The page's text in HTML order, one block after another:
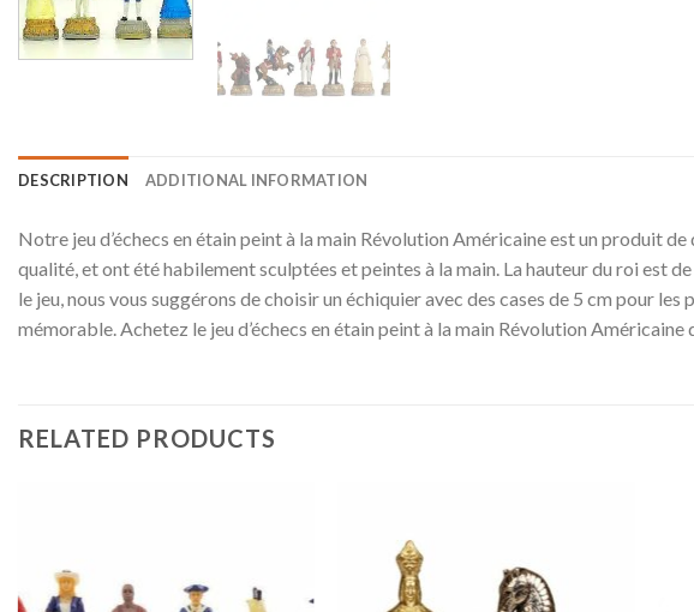
DESCRIPTION ADDITIONAL INFORMATION
Notre jeu d’échecs en étain peint à la main Révolution Américaine est un produit
qualité, et ont été habilement sculptées et peintes à la main. La hauteur du roi est
le jeu, nous vous suggérons de choisir un échiquier avec des cases de 5 cm pour
mémorable. Achetez le jeu d’échecs en étain peint à la main Révolution
RELATED PRODUCTS